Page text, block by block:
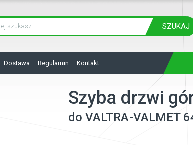
SZUKAJ
Dostawa Regulamin Kontakt
Szyba drzwi
do VALTRA-VALMET